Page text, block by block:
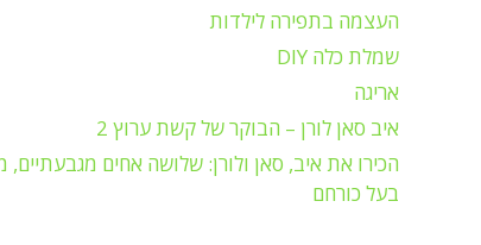
העצמה בתפירה לילדות
שמלת כלה DIY
אריגה
איב סאן לורן – הבוקר של קשת ערוץ 2
הכירו את איב, סאן ולורן: שלושה אחים מגבעתיים,
בעל כורחם